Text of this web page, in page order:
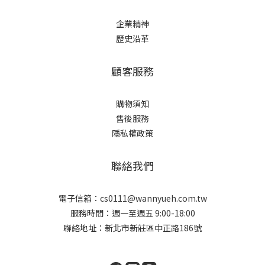
企業精神
歷史沿革
顧客服務
購物須知
售後服務
隱私權政策
聯絡我們
電子信箱：cs0111@wannyueh.com.tw
服務時間：週一至週五 9:00-18:00
聯絡地址：新北市新莊區中正路186號